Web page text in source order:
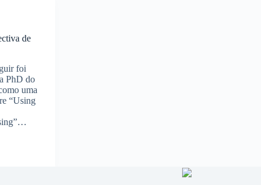
de
foi
PhD do
uma
“Using